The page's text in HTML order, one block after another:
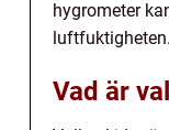
hygrometer
luftfuktigheten.
Vad är